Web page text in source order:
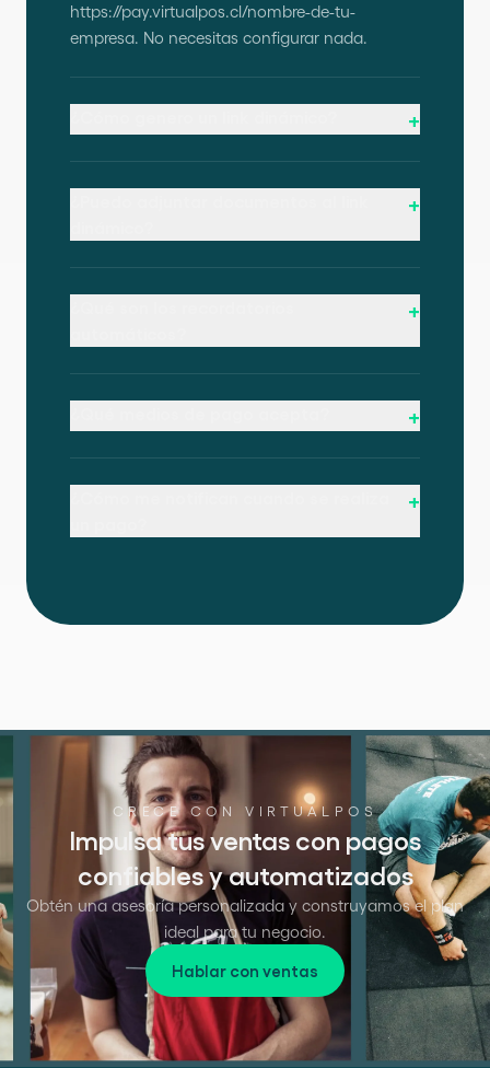
https://pay.virtualpos.cl/nombre-de-tu-
empresa. No necesitas configurar nada.
+
+
+
+
+
CRECE CON VIRTUALPOS
Impulsa tus ventas con pagos
confiables y automatizados
Obtén una asesoría personalizada y construyamos el plan
ideal para tu negocio.
Hablar con ventas